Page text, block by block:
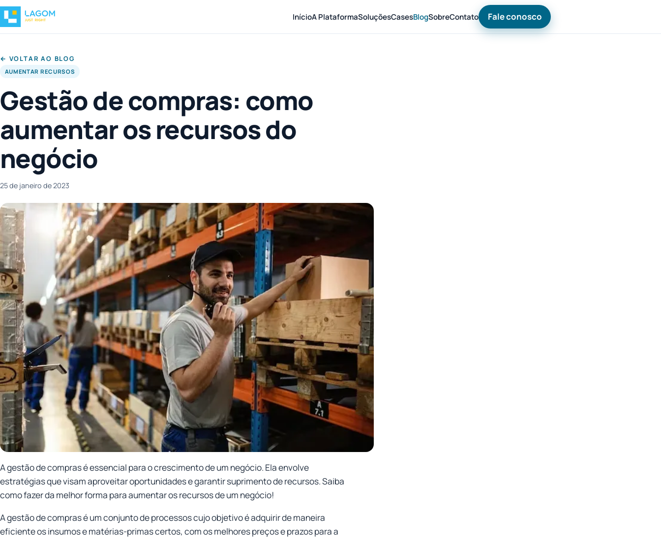
InícioA PlataformaSoluçõesCasesBlogSobreContato Fale conosco
← VOLTAR AO BLOG
AUMENTAR RECURSOS
Gestão de compras: como
aumentar os recursos do
negócio
25 de janeiro de 2023
A gestão de compras é essencial para o crescimento de um negócio. Ela envolve
estratégias que visam aproveitar oportunidades e garantir suprimento de recursos. Saiba
como fazer da melhor forma para aumentar os recursos de um negócio!
A gestão de compras é um conjunto de processos cujo objetivo é adquirir de maneira
eficiente os insumos e matérias-primas certos, com os melhores preços e prazos para a